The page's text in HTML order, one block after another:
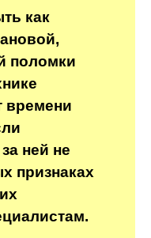
как
поломки
времени
ней не
признаках